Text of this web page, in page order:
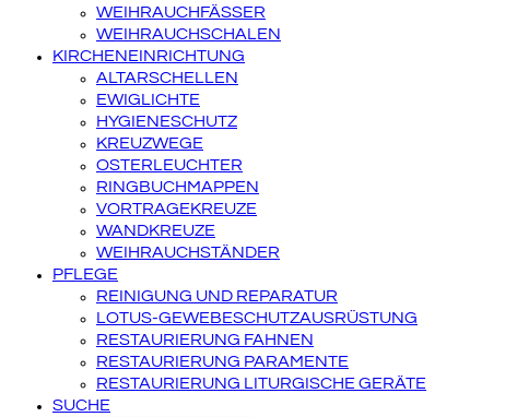
WEIHRAUCHFÄSSER
WEIHRAUCHSCHALEN
KIRCHENEINRICHTUNG
ALTARSCHELLEN
EWIGLICHTE
HYGIENESCHUTZ
KREUZWEGE
OSTERLEUCHTER
RINGBUCHMAPPEN
VORTRAGEKREUZE
WANDKREUZE
WEIHRAUCHSTÄNDER
PFLEGE
REINIGUNG UND REPARATUR
LOTUS-GEWEBESCHUTZAUSRÜSTUNG
RESTAURIERUNG FAHNEN
RESTAURIERUNG PARAMENTE
RESTAURIERUNG LITURGISCHE GERÄTE
SUCHE